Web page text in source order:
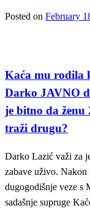
Posted on February
Kaća mu rodila
Darko JAVNO
je bitno da
traži drugu?
Darko Lazić važi za
zabave uživo. Nakon
dugogodišnje veze s
sadašnje supruge